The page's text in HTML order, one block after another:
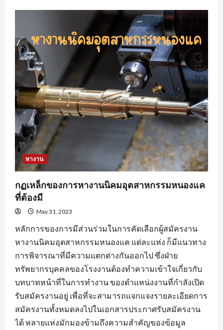
ใน
แบบ
งาน
สวน
อุตสาหกรรม
โรจ
นะ
อยุธยา
หางาน
กฏเหล็กของการหางานนิคมอุตสาหกรรมหนองแค
ที่ต้องมี
May 31, 2023
หลักการของการมีส่วนร่วมในการคัดเลือกผู้สมัครงาน
หางานนิคมอุตสาหกรรมหนองแค แต่ละแห่ง ก็มีแนวทาง
การพิจารณาที่มีความแตกต่างกันออกไป ซึ่งฝ่าย
ทรัพยากรบุคคลของโรงงานต้องทำความเข้าใจเกี่ยวกับ
บทบาทหน้าที่ในการทำงาน ของตำแหน่งงานที่กำลังเปิด
รับสมัครงานอยู่ เพื่อที่จะสามารถแจกแจงรายละเอียดการ
สมัครงานทั้งหมดลงไปในเอกสารประกาศรับสมัครงาน
ได้ หลายแห่งมักมองข้ามถึงความสำคัญของข้อมูล